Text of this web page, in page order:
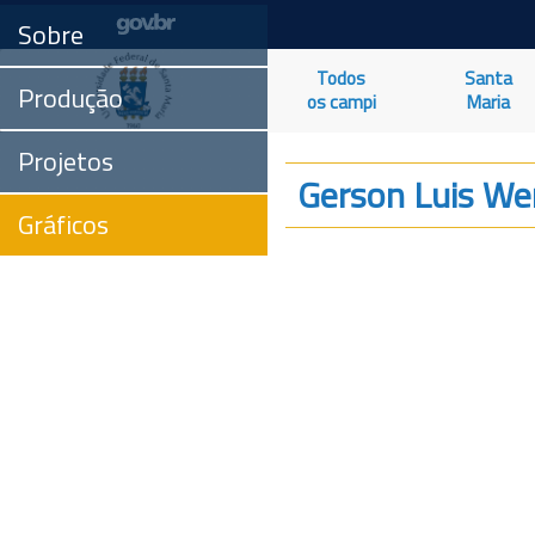
Todos
os campi
Santa
Maria
Sobre
Produção
Projetos
Gráficos
Gerson Luis